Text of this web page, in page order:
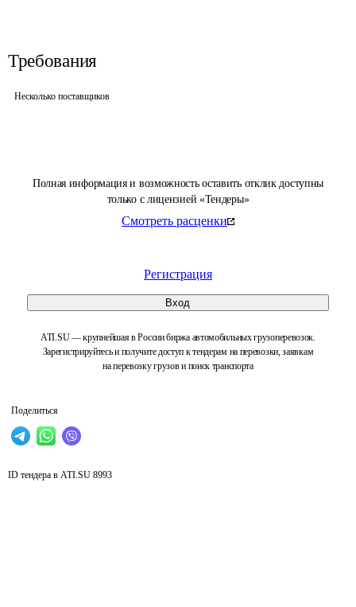
Полная информация и возможность оставить отклик доступны
только с лицензией «Тендеры»
Смотреть расценки
Регистрация
Вход
ATI.SU — крупнейшая в России биржа автомобильных грузоперевозок.
Зарегистрируйтесь и получите доступ к тендерам на перевозки, заявкам
на перевозку грузов и поиск транспорта
Поделиться
Требования
Несколько поставщиков
ID тендера в ATI.SU 8993